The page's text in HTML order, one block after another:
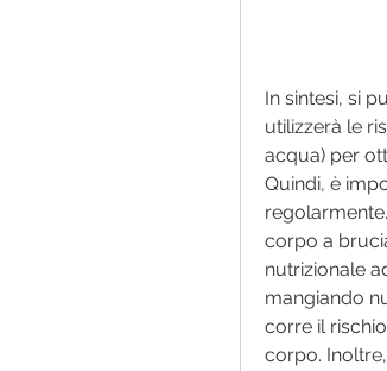
In sintesi, si
utilizzerà le
acqua) per
Quindi, è
corpo a
nutrizionale
mangiando
corre il
corpo.